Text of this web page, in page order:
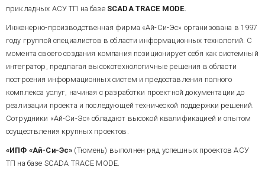
прикладных АСУ ТП на базе SCADA TRACE MODE.
Инженерно-производственная фирма «Ай-Си-Эс» организована в 1997
году группой специалистов в области информационных технологий. С
момента своего создания компания позиционирует себя как системный
интегратор, предлагая высокотехнологичные решения в области
построения информационных систем и предоставления полного
комплекса услуг, начиная с разработки проектной документации до
реализации проекта и последующей технической поддержки решений.
Сотрудники «Ай-Си-Эс» обладают высокой квалификацией и опытом
осуществления крупных проектов.
«ИПФ «Ай-Си-Эс» (Тюмень) выполнен ряд успешных проектов АСУ
ТП на базе SCADA TRACE MODE.